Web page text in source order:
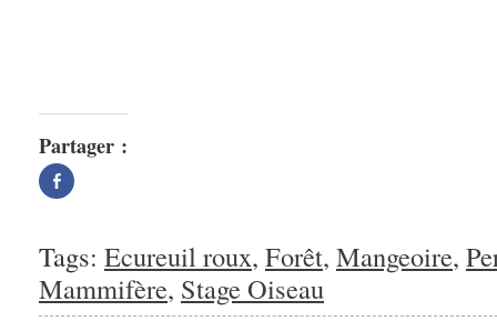
Partager :
Partager
sur
nouvelle
fenêtre)
Tags: Ecureuil roux, Forêt, Mangeoire,
Mammifère, Stage Oiseau